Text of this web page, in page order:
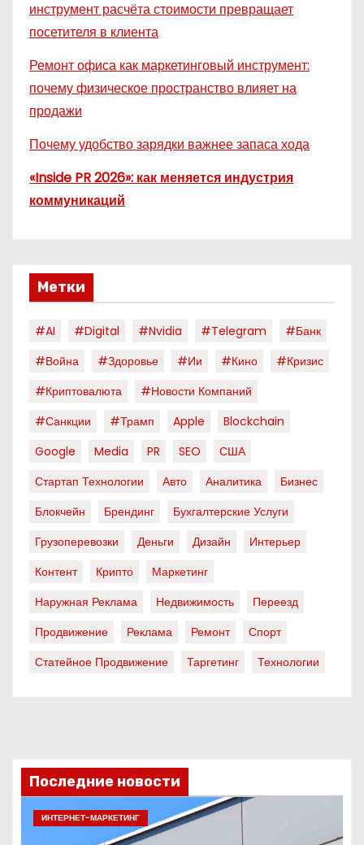
инструмент расчёта стоимости превращает
посетителя в клиента
Ремонт офиса как маркетинговый инструмент:
почему физическое пространство влияет на
продажи
Почему удобство зарядки важнее запаса хода
«Inside PR 2026»: как меняется индустрия
коммуникаций
Метки
#AI #digital #nvidia #telegram
#банк
#война
#здоровье #ии #кино
#кризис
#криптовалюта
#новости Компаний
#санкции
#трамп Apple
Blockchain
Google
Media PR SEO
США
Стартап Технологии
Авто Аналитика
Бизнес
Блокчейн
Брендинг
Бухгалтерские Услуги
Грузоперевозки
Деньги Дизайн
Интерьер
Контент
Крипто
Маркетинг
Наружная Реклама
Недвижимость
Переезд
Продвижение
Реклама Ремонт
Спорт
Статейное Продвижение
Таргетинг Технологии
Последние новости
ИНТЕРНЕТ-МАРКЕТИНГ